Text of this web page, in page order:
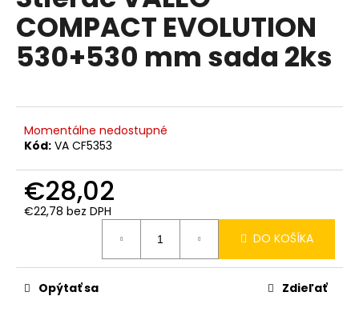
0,0
z
5
hviezdičiek.
COMPACT EVOLUTION
530+530 mm sada 2ks
Momentálne nedostupné
Kód: VA CF5353
€28,02
€22,78 bez DPH
DO KOŠÍKA
Opýtať sa Zdieľať
á
j
s
?
d
p